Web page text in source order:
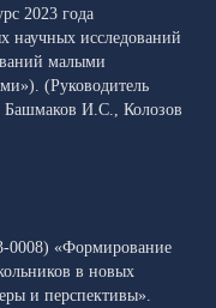
2023 года
научных исследований
малыми
(Руководитель
И.С., Колозов
0008) «Формирование
в новых
и перспективы».